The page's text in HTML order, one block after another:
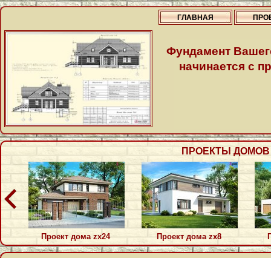
ГЛАВНАЯ
Фундамент
начинается с
ПРОЕКТЫ ДОМОВ
Проект дома zx24 Проект дома zx8